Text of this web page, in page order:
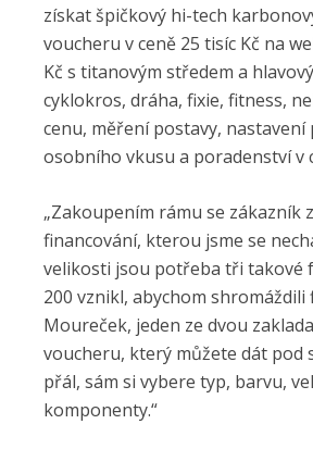
získat špičkový hi-tech
voucheru v ceně 25 tisíc Kč na
Kč s titanovým středem a
cyklokros, dráha, fixie, fitness,
cenu, měření postavy,
osobního vkusu a poradenství v
„Zakoupením rámu se
financování, kterou jsme se
velikosti jsou potřeba tři takové
200 vznikl, abychom
Moureček, jeden ze dvou
voucheru, který můžete dát pod
přál, sám si vybere typ, barvu,
komponenty.“